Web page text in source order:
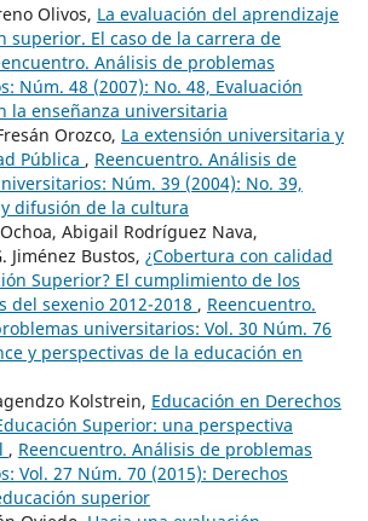
Olivos, La evaluación del aprendizaje
superior. El caso de la carrera de
Análisis de problemas
Núm. 48 (2007): No. 48, Evaluación
la enseñanza universitaria
Orozco, La extensión universitaria y
Pública , Reencuentro. Análisis de
Núm. 39 (2004): No. 39,
difusión de la cultura
Abigail Rodríguez Nava,
Jiménez Bustos, ¿Cobertura con calidad
Superior? El cumplimiento de los
del sexenio 2012-2018 , Reencuentro.
universitarios: Vol. 30 Núm. 76
y perspectivas de la educación en
Kolstrein, Educación en Derechos
Superior: una perspectiva
, Reencuentro. Análisis de problemas
Vol. 27 Núm. 70 (2015): Derechos
superior